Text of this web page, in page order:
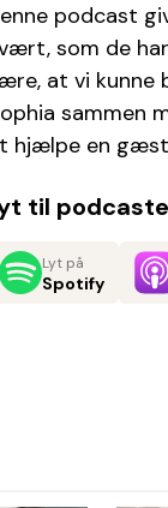
podcast
som de
at vi kunne
sammen
hjælpe en
til
Lyt på
Spotify